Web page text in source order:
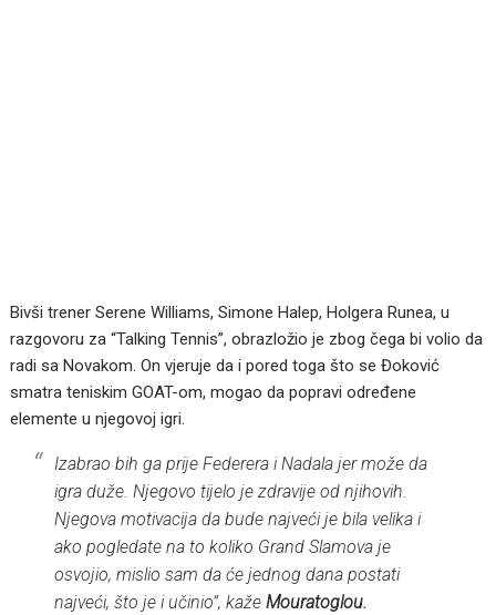
Bivši trener Serene Williams, Simone Halep, Holgera Runea, u
razgovoru za “Talking Tennis”, obrazložio je zbog čega bi volio da
radi sa Novakom. On vjeruje da i pored toga što se Đoković
smatra teniskim GOAT-om, mogao da popravi određene
elemente u njegovoj igri.
Izabrao bih ga prije Federera i Nadala jer može da
igra duže. Njegovo tijelo je zdravije od njihovih.
Njegova motivacija da bude najveći je bila velika i
ako pogledate na to koliko Grand Slamova je
osvojio, mislio sam da će jednog dana postati
najveći, što je i učinio”, kažeMouratoglou.